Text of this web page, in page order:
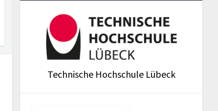
Technische Hochschule Lübeck